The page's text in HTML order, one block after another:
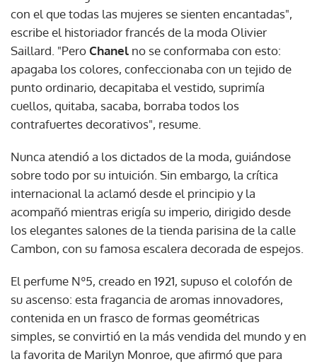
con el que todas las mujeres se sienten encantadas",
escribe el historiador francés de la moda Olivier
Saillard. "PeroChanel no se conformaba con esto:
apagaba los colores, confeccionaba con un tejido de
punto ordinario, decapitaba el vestido, suprimía
cuellos, quitaba, sacaba, borraba todos los
contrafuertes decorativos", resume.
Nunca atendió a los dictados de la moda, guiándose
sobre todo por su intuición. Sin embargo, la crítica
internacional la aclamó desde el principio y la
acompañó mientras erigía su imperio, dirigido desde
los elegantes salones de la tienda parisina de la calle
Cambon, con su famosa escalera decorada de espejos.
El perfume Nº5, creado en 1921, supuso el colofón de
su ascenso: esta fragancia de aromas innovadores,
contenida en un frasco de formas geométricas
simples, se convirtió en la más vendida del mundo y en
la favorita de Marilyn Monroe, que afirmó que para